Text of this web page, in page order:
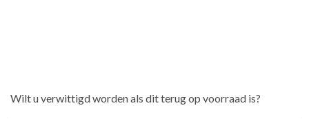
Wilt u verwittigd worden als dit terug op voorraad is?